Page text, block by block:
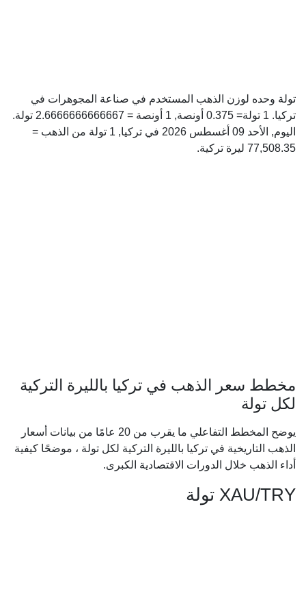
تولة وحده لوزن الذهب المستخدم في صناعة المجوهرات في
تركيا. 1 تولة= 0.375 أونصة, 1 أونصة = 2.6666666666667 تولة.
اليوم, الأحد 09 أغسطس 2026 في تركيا, 1 تولة من الذهب =
77,508.35 ليرة تركية.
مخطط سعر الذهب في تركيا بالليرة التركية
لكل تولة
يوضح المخطط التفاعلي ما يقرب من 20 عامًا من بيانات أسعار
الذهب التاريخية في تركيا بالليرة التركية لكل تولة ، موضحًا كيفية
أداء الذهب خلال الدورات الاقتصادية الكبرى.
XAU/TRY تولة